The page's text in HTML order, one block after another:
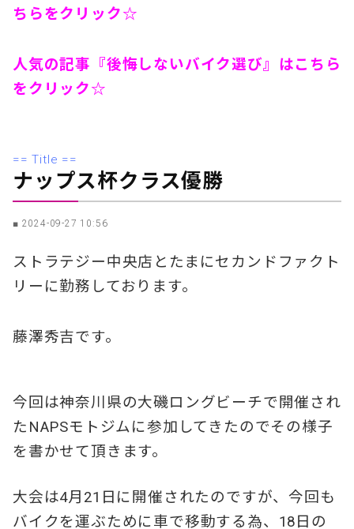
ちらをクリック☆
人気の記事『後悔しないバイク選び』 はこちら
をクリック☆
ナップス杯クラス優勝
■ 2024-09-27 10:56
ストラテジー中央店とたまにセカンドファクト
リーに勤務しております。
藤澤秀吉です。
今回は神奈川県の大磯ロングビーチで開催され
たNAPSモトジムに参加してきたのでその様子
を書かせて頂きます。
大会は4月21日に開催されたのですが、今回も
バイクを運ぶために車で移動する為、18日の